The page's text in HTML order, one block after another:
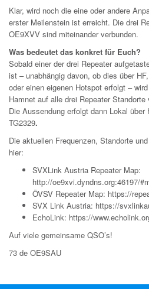
Klar, wird noch die eine oder andere
erster Meilenstein ist erreicht. Die drei
OE9XVV sind miteinander verbunden.
Was bedeutet das konkret für Euch?
Sobald einer der drei Repeater
ist – unabhängig davon, ob dies über
oder einen eigenen Hotspot erfolgt –
Hamnet auf alle drei Repeater Standorte
Die Aussendung erfolgt dann Lokal über
TG2329.
Die aktuellen Frequenzen, Standorte
hier:
SVXLink Austria Repeater Map:
http://oe9xvi.dyndns.org:46197/
ÖVSV Repeater Map: https://
SVX Link Austria: https://
EchoLink: https://
Auf viele gemeinsame QSO’s!
73 de OE9SAU